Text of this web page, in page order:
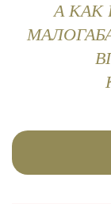
А КАК